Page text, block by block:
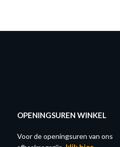
OPENINGSUREN WINKEL
Voor de openingsuren van ons